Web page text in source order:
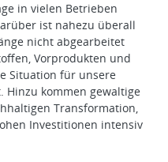
in vielen Betrieben
ist nahezu überall
nicht abgearbeitet
Vorprodukten und
Situation für unsere
Hinzu kommen gewaltige
Transformation,
Investitionen intensiv